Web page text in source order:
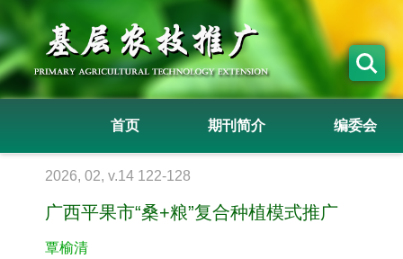
首页 期刊简介 编委会
2026, 02, v.14 122-128
广西平果市“桑+粮”复合种植模式推广
覃榆清